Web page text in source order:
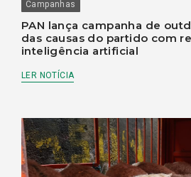
Campanhas
PAN lança campanha de
das causas do partido com
inteligência artificial
LER NOTÍCIA